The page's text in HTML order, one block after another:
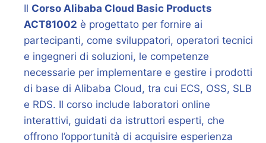
Il Corso Alibaba Cloud Basic Products
ACT81002 è progettato per fornire ai
partecipanti, come sviluppatori, operatori tecnici
e ingegneri di soluzioni, le competenze
necessarie per implementare e gestire i prodotti
di base di Alibaba Cloud, tra cui ECS, OSS, SLB
e RDS. Il corso include laboratori online
interattivi, guidati da istruttori esperti, che
offrono l’opportunità di acquisire esperienza